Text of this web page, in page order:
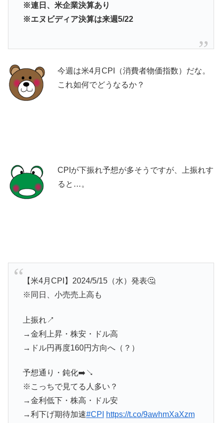
※連日、米企業決算あり
※エヌビディア決算は来週5/22
今週は米4月CPI（消費者物価指数）だな。
これ如何でどうなるか？
CPIが下振れ予想が多そうですが、上振れす
ると…。
【米4月CPI】2024/5/15（水）発表🤔
※同日、小売売上高も
上振れ↗️
→金利上昇・株安・ドル高
→ドル円再度160円方向へ（？）
予想通り・鈍化➡️↘️
※こっちで見てる人多い？
→金利低下・株高・ドル安
→利下げ期待加速#CPI https://t.co/9awhmXaXzm